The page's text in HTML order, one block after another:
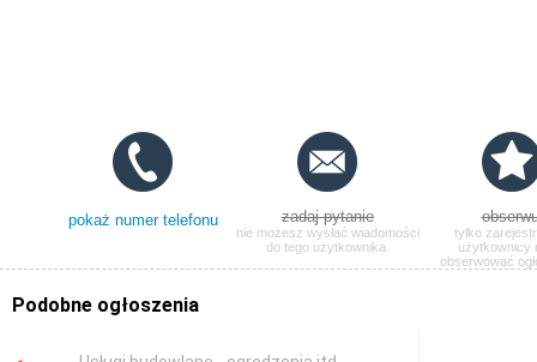
pokaż numer telefonu zadaj pytanie
nie możesz wysłać wiadomości
do tego użytkownika.
tylko
użytkownicy
obserwować
Podobne ogłoszenia